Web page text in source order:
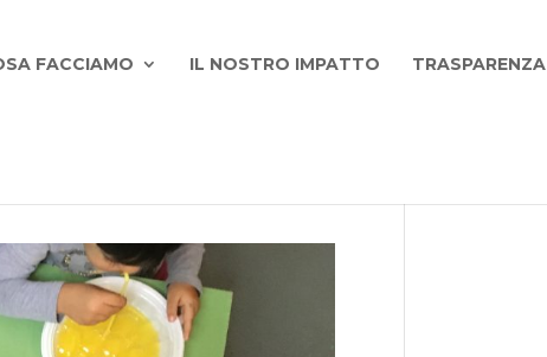
FACCIAMO IL NOSTRO IMPATTO TRASPARENZA